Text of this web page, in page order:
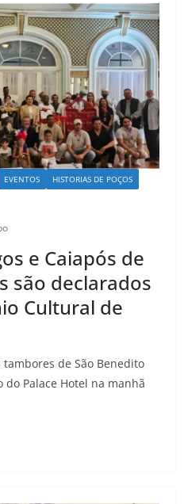
EVENTOS
HISTORIAS DE POÇOS
e Caiapós de
são declarados
Cultural de
tambores de São Benedito
Palace Hotel na manhã